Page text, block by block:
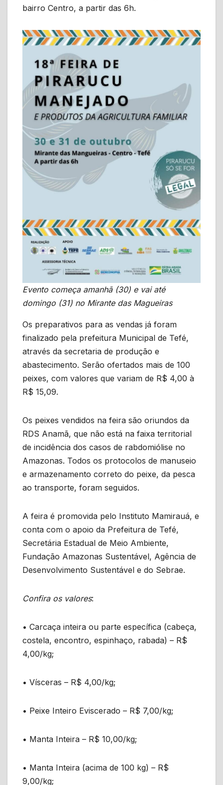
bairro Centro, a partir das 6h.
Evento começa amanhã (30) e vai até
domingo (31) no Mirante das Magueiras
Os preparativos para as vendas já foram
finalizado pela prefeitura Municipal de Tefé,
através da secretaria de produção e
abastecimento. Serão ofertados mais de 100
peixes, com valores que variam de R$ 4,00 à
R$ 15,09.
Os peixes vendidos na feira são oriundos da
RDS Anamã, que não está na faixa territorial
de incidência dos casos de rabdomiólise no
Amazonas. Todos os protocolos de manuseio
e armazenamento correto do peixe, da pesca
ao transporte, foram seguidos.
A feira é promovida pelo Instituto Mamirauá, e
conta com o apoio da Prefeitura de Tefé,
Secretária Estadual de Meio Ambiente,
Fundação Amazonas Sustentável, Agência de
Desenvolvimento Sustentável e do Sebrae.
Confira os valores:
• Carcaça inteira ou parte específica (cabeça,
costela, encontro, espinhaço, rabada) – R$
4,00/kg;
• Vísceras – R$ 4,00/kg;
• Peixe Inteiro Eviscerado – R$ 7,00/kg;
• Manta Inteira – R$ 10,00/kg;
• Manta Inteira (acima de 100 kg) – R$
9,00/kg;